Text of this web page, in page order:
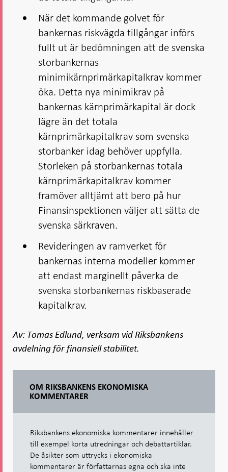
När det kommande golvet för
bankernas riskvägda tillgångar införs
fullt ut är bedömningen att de svenska
storbankernas
minimikärnprimärkapitalkrav kommer
öka. Detta nya minimikrav på
bankernas kärnprimärkapital är dock
lägre än det totala
kärnprimärkapitalkrav som svenska
storbanker idag behöver uppfylla.
Storleken på storbankernas totala
kärnprimärkapitalkrav kommer
framöver alltjämt att bero på hur
Finansinspektionen väljer att sätta de
svenska särkraven.
Revideringen av ramverket för
bankernas interna modeller kommer
att endast marginellt påverka de
svenska storbankernas riskbaserade
kapitalkrav.
Av: Tomas Edlund, verksam vid Riksbankens
avdelning för finansiell stabilitet.
OM RIKSBANKENS EKONOMISKA
KOMMENTARER
Riksbankens ekonomiska kommentarer innehåller
till exempel korta utredningar och debattartiklar.
De åsikter som uttrycks i ekonomiska
kommentarer är författarnas egna och ska inte